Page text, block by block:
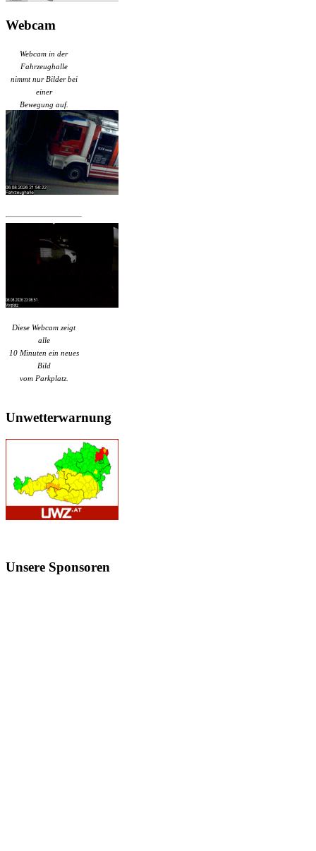
Webcam
Webcam in der
Fahrzeughalle
nimmt nur Bilder bei
einer
Bewegung auf.
Diese Webcam zeigt
alle
10 Minuten ein neues
Bild
vom Parkplatz.
Unwetterwarnung
Unsere Sponsoren